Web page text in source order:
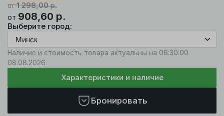
от1 298,00р.
от 908,60 р.
Выберите город:
Наличие и стоимость товара актуальны на 06:30:00
08.08.2026
Характеристики и наличие
Бронировать